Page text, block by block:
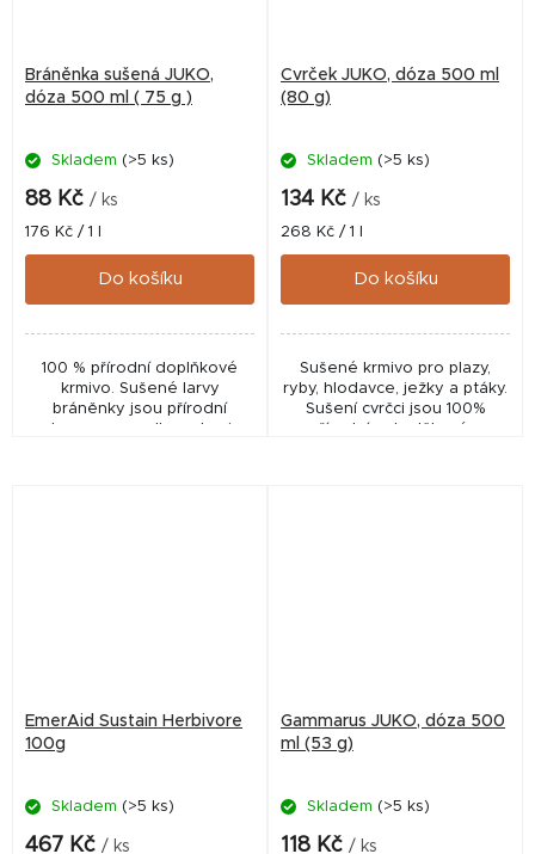
Bráněnka sušená JUKO,
dóza 500 ml ( 75 g )
Skladem (>5 ks)
88 Kč / ks
Měrná
cena:
176 Kč / 1 l
Do košíku
100 % přírodní doplňkové
krmivo. Sušené larvy
bráněnky jsou přírodní
potravou pro velkou skupinu
Cvrček JUKO, dóza 500 ml
(80 g)
Skladem (>5 ks)
134 Kč / ks
Měrná
cena:
268 Kč / 1 l
Do košíku
Sušené krmivo pro plazy,
ryby, hlodavce, ježky a ptáky.
Sušení cvrčci jsou 100%
přírodním doplňkovým
EmerAid Sustain Herbivore
100g
Skladem (>5 ks)
467 Kč / ks
Gammarus JUKO, dóza 500
ml (53 g)
Skladem (>5 ks)
118 Kč / ks